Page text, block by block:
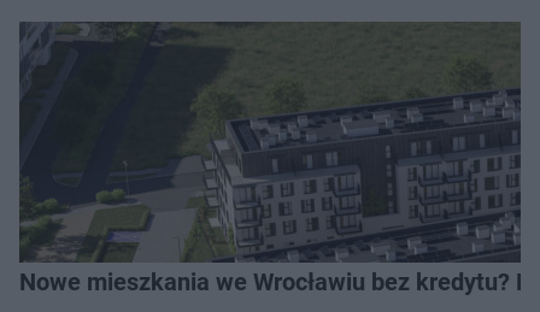
Nowe mieszkania we Wrocławiu bez kredytu?